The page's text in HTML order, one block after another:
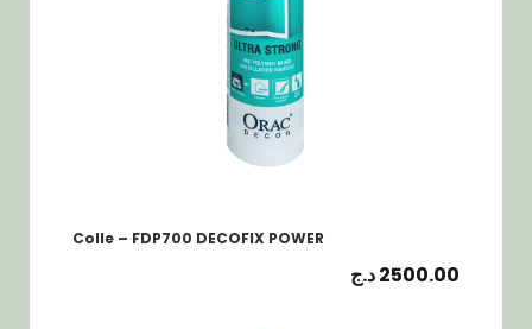
Colle – FDP700 DECOFIX POWER
2500.00د.ج